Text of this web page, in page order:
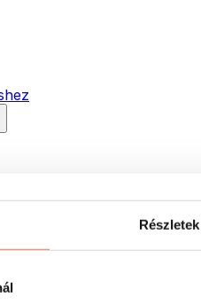
Részletek